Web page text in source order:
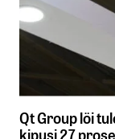
Qt Group löi
kipusi 27